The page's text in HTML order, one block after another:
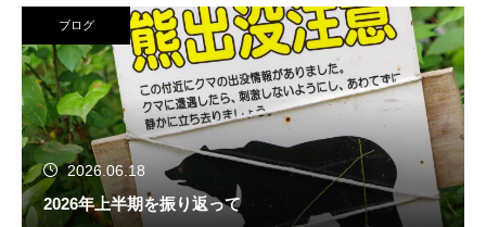
ブログ
2026.06.18
2026年上半期を振り返って